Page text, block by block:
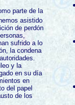
parte de la
asistido
de perdón
sufrido a lo
la condena
y la
en su día
en
del papel
de los